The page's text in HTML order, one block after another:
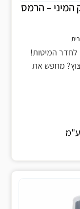
– הרמס
המיטות!
מחפש את